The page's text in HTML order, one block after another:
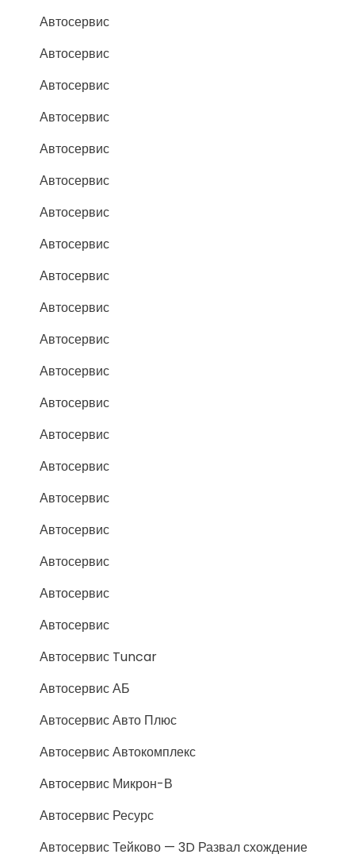
Автосервис
Автосервис
Автосервис
Автосервис
Автосервис
Автосервис
Автосервис
Автосервис
Автосервис
Автосервис
Автосервис
Автосервис
Автосервис
Автосервис
Автосервис
Автосервис
Автосервис
Автосервис
Автосервис
Автосервис
Автосервис Tuncar
Автосервис АБ
Автосервис Авто Плюс
Автосервис Автокомплекс
Автосервис Микрон-В
Автосервис Ресурс
Автосервис Тейково — 3D Развал схождение